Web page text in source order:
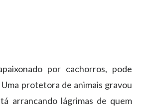
por cachorros, pode
protetora de animais gravou
arrancando lágrimas de quem